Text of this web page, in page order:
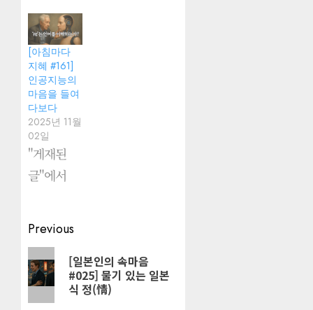
[아침마다
지혜 #161]
인공지능의
마음을 들여
다보다
2025년 11월
02일
"게재된
글"에서
Post
navigation
Previous
Previous
post:
[일본인의 속마음
#025] 물기 있는 일본
식 정(情)